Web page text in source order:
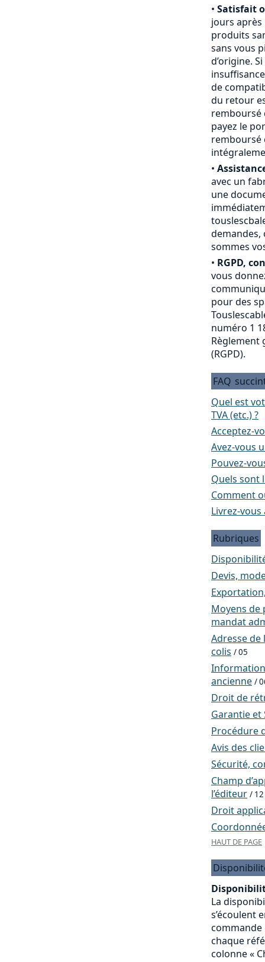
• Satisfait
jours
produits
sans vous
d’origine.
de
du retour
remboursé
payez le
remboursé
•
avec un
une
demandes,
sommes
• RGPD,
vous
pour des
numéro 1
Règlement
(RGPD).
FAQ
Quel est
TVA (etc.) ?
Acceptez-
Avez-vous
Pouvez-
Quels sont
Comment
Livrez-vous
Rubriques
Devis,
Moyens de
mandat
Adresse
colis / 05
ancienne /
Droit de
Garantie et
Procédure
Avis des
Sécurité,
Champ
l’éditeur / 12
Droit
HAUT DE PAGE
La
s’écoulent
commande
chaque
colonne «